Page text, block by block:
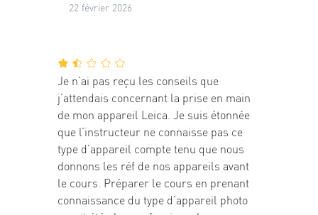
22 février 2026
Je n’ai pas reçu les conseils que
j’attendais concernant la prise en main
de mon appareil Leica. Je suis étonnée
que l’instructeur ne connaisse pas ce
type d’appareil compte tenu que nous
donnons les réf de nos appareils avant
le cours. Préparer le cours en prenant
connaissance du type d’appareil photo